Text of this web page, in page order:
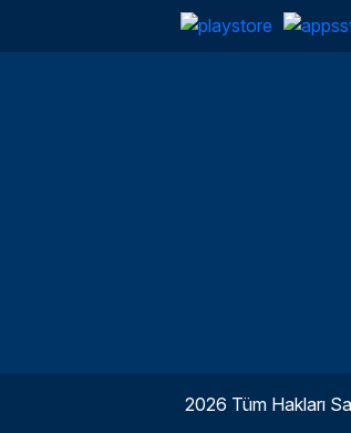
2026 Tüm Hakları